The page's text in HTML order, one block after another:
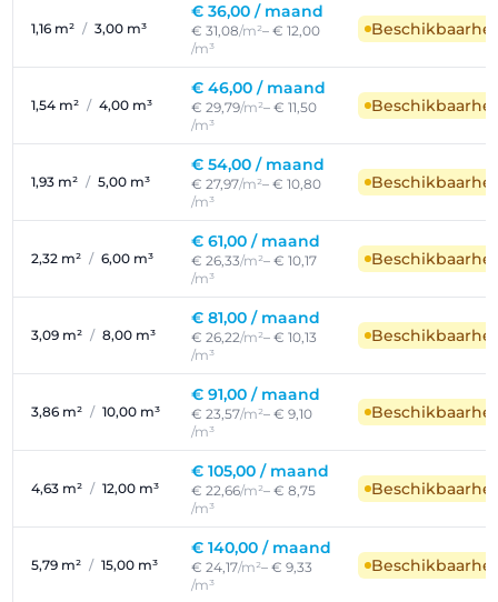
1,16 m² / 3,00 m³
€ 36,00 / maand
€ 31,08/m²– € 12,00
/m³
1,54 m² / 4,00 m³
€ 46,00 / maand
€ 29,79/m²– € 11,50
/m³
1,93 m² / 5,00 m³
€ 54,00 / maand
€ 27,97/m²– € 10,80
/m³
2,32 m² / 6,00 m³
€ 61,00 / maand
€ 26,33/m²– € 10,17
/m³
3,09 m² / 8,00 m³
€ 81,00 / maand
€ 26,22/m²– € 10,13
/m³
3,86 m² / 10,00 m³
€ 91,00 / maand
€ 23,57/m²– € 9,10
/m³
4,63 m² / 12,00 m³
€ 105,00 / maand
€ 22,66/m²– € 8,75
/m³
5,79 m² / 15,00 m³
€ 140,00 / maand
€ 24,17/m²– € 9,33
/m³